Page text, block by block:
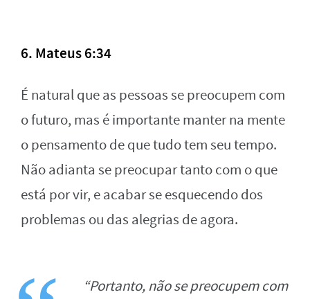
6. Mateus 6:34
É natural que as pessoas se preocupem com
o futuro, mas é importante manter na mente
o pensamento de que tudo tem seu tempo.
Não adianta se preocupar tanto com o que
está por vir, e acabar se esquecendo dos
problemas ou das alegrias de agora.
“Portanto, não se preocupem com